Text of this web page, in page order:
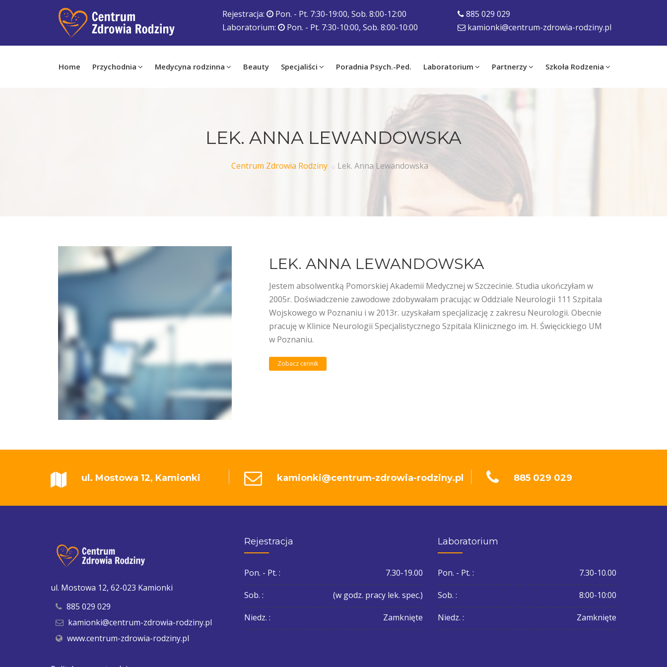
Rejestracja:
Pon. - Pt. 7:30-19:00, Sob. 8:00-12:00
Laboratorium:
Pon. - Pt. 7:30-10:00, Sob. 8:00-10:00
885 029 029
kamionki@centrum-zdrowia-rodziny.pl
Home Przychodnia Medycyna rodzinna Beauty Specjaliści Poradnia Psych.-Ped. Laboratorium Partnerzy Szkoła Rodzenia
LEK. ANNA LEWANDOWSKA
Centrum Zdrowia Rodziny Lek. Anna Lewandowska
LEK. ANNA LEWANDOWSKA
Jestem absolwentką Pomorskiej Akademii Medycznej w Szczecinie. Studia ukończyłam w
2005r. Doświadczenie zawodowe zdobywałam pracując w Oddziale Neurologii 111 Szpitala
Wojskowego w Poznaniu i w 2013r. uzyskałam specjalizację z zakresu Neurologii. Obecnie
pracuję w Klinice Neurologii Specjalistycznego Szpitala Klinicznego im. H. Święcickiego UM
w Poznaniu.
Zobacz cennik
ul. Mostowa 12, Kamionki kamionki@centrum-zdrowia-rodziny.pl 885 029 029
ul. Mostowa 12, 62-023 Kamionki
885 029 029
kamionki@centrum-zdrowia-rodziny.pl
www.centrum-zdrowia-rodziny.pl
Rejestracja
Pon. - Pt. : 7.30-19.00
Sob. : (w godz. pracy lek. spec.)
Niedz. : Zamknięte
Laboratorium
Pon. - Pt. : 7.30-10.00
Sob. : 8:00-10:00
Niedz. : Zamknięte